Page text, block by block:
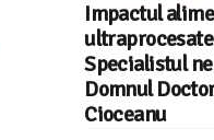
Impactul
Specialistul
Domnul
Cioceanu